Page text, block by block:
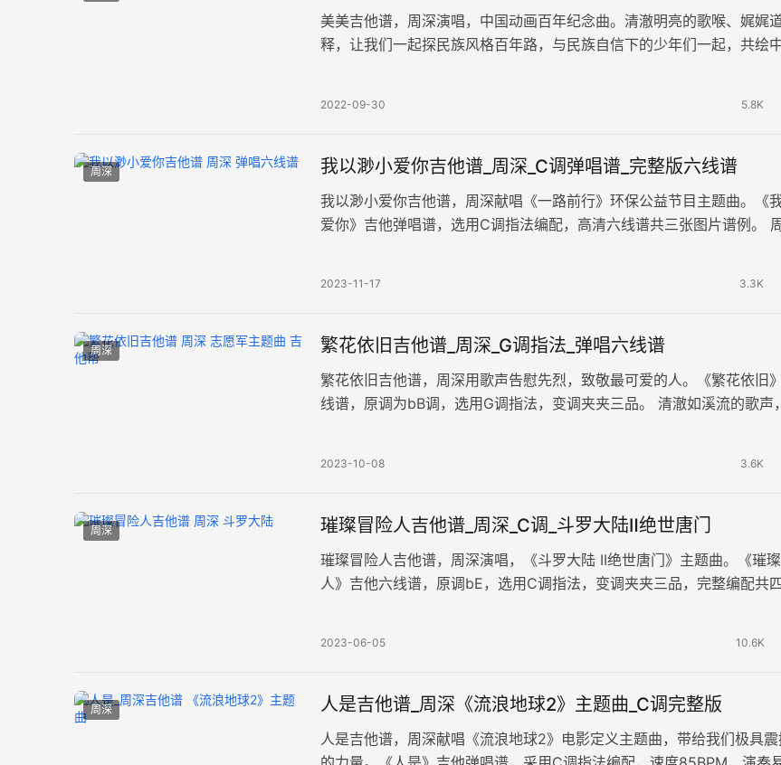
美美吉他谱，周深演唱，中国动画百年纪念曲。清澈明亮的歌喉、娓娓
释，让我们一起探民族风格百年路，与民族自信下的少年们一起，共绘
2022-09-30 5.8K
周深 我以渺小爱你吉他谱_周深_C调弹唱谱_完整版六线谱
我以渺小爱你吉他谱，周深献唱《一路前行》环保公益节目主题曲。《
爱你》吉他弹唱谱，选用C调指法编配，高清六线谱共三张图片谱例。
2023-11-17 3.3K
周深 繁花依旧吉他谱_周深_G调指法_弹唱六线谱
繁花依旧吉他谱，周深用歌声告慰先烈，致敬最可爱的人。《繁花依旧
线谱，原调为bB调，选用G调指法，变调夹夹三品。 清澈如溪流的歌声
2023-10-08 3.6K
周深 璀璨冒险人吉他谱_周深_C调_斗罗大陆Ⅱ绝世唐门
璀璨冒险人吉他谱，周深演唱，《斗罗大陆 II绝世唐门》主题曲。《璀
人》吉他六线谱，原调bE，选用C调指法，变调夹夹三品，完整编配共
2023-06-05 10.6K
周深 人是吉他谱_周深《流浪地球2》主题曲_C调完整版
人是吉他谱，周深献唱《流浪地球2》电影定义主题曲，带给我们极具